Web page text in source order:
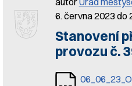
6. června 2023 do
Stanovení
provozu č.